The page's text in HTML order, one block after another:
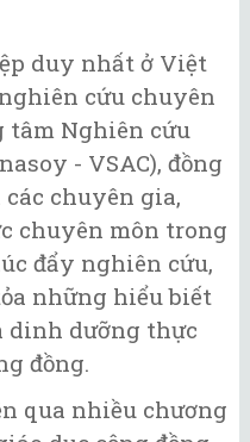
duy nhất ở Việt
cứu chuyên
tâm Nghiên cứu
- VSAC), đồng
chuyên gia,
chuyên môn trong
đẩy nghiên cứu,
những hiểu biết
dinh dưỡng thực
đồng.
qua nhiều chương